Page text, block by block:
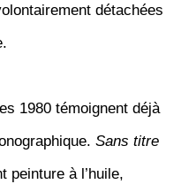
détachées
1980 témoignent déjà
Sans titre
peinture à l’huile,